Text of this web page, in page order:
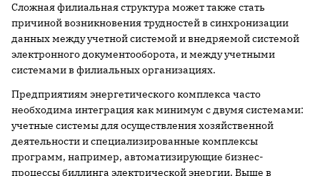
Сложная филиальная структура может также стать
причиной возникновения трудностей в синхронизации
данных между учетной системой и внедряемой системой
электронного документооборота, и между учетными
системами в филиальных организациях.
Предприятиям энергетического комплекса часто
необходима интеграция как минимум с двумя системами:
учетные системы для осуществления хозяйственной
деятельности и специализированные комплексы
программ, например, автоматизирующие бизнес-
процессы биллинга электрической энергии. Выше в